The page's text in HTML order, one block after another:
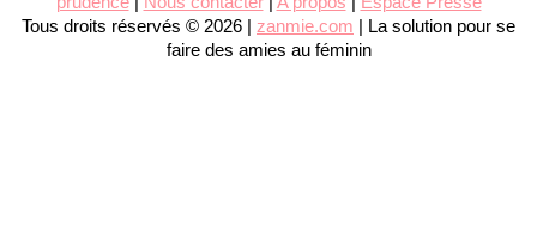
Tous droits réservés © 2026 | zanmie.com | La solution pour se
faire des amies au féminin